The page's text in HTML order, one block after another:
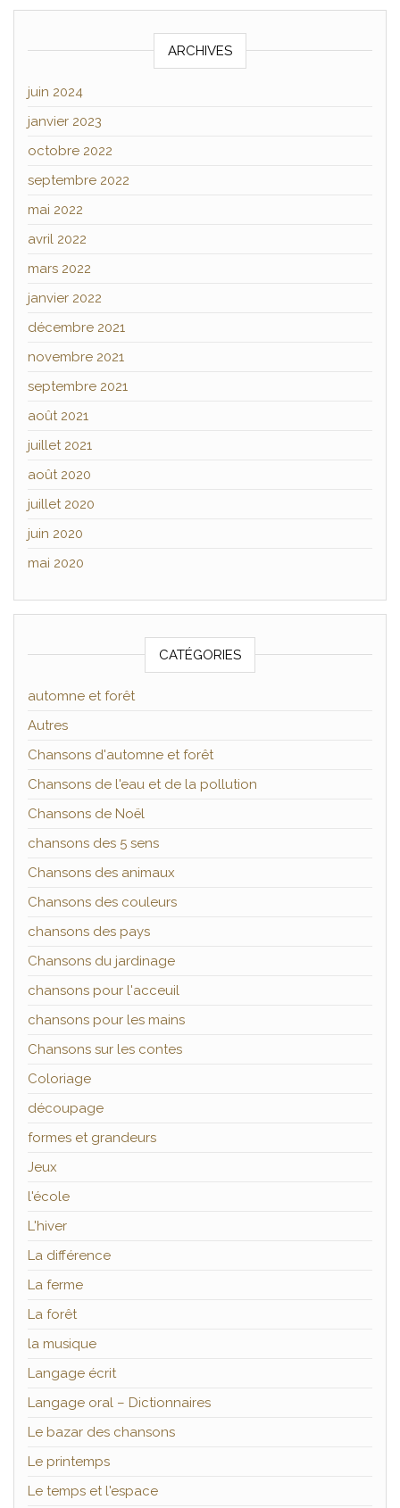
ARCHIVES
juin 2024
janvier 2023
octobre 2022
septembre 2022
mai 2022
avril 2022
mars 2022
janvier 2022
décembre 2021
novembre 2021
septembre 2021
août 2021
juillet 2021
août 2020
juillet 2020
juin 2020
mai 2020
CATÉGORIES
automne et forêt
Autres
Chansons d'automne et forêt
Chansons de l'eau et de la pollution
Chansons de Noël
chansons des 5 sens
Chansons des animaux
Chansons des couleurs
chansons des pays
Chansons du jardinage
chansons pour l'acceuil
chansons pour les mains
Chansons sur les contes
Coloriage
découpage
formes et grandeurs
Jeux
l'école
L'hiver
La différence
La ferme
La forêt
la musique
Langage écrit
Langage oral – Dictionnaires
Le bazar des chansons
Le printemps
Le temps et l'espace